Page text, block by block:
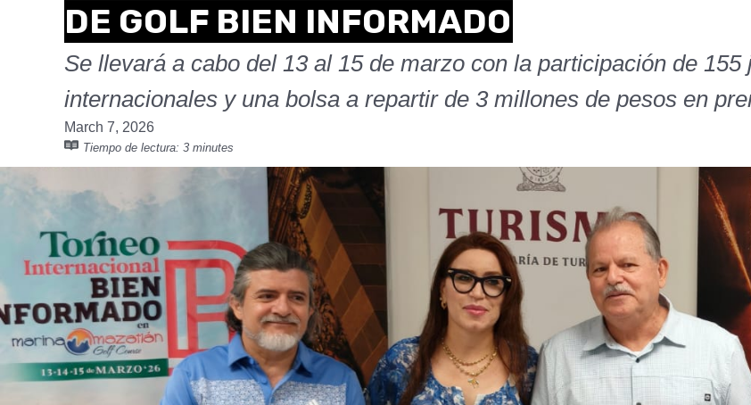
DE GOLF BIEN INFORMADO
Se llevará a cabo del 13 al 15 de marzo con la participación de
internacionales y una bolsa a repartir de 3 millones de pesos en
March 7, 2026
Tiempo de lectura: 3 minutes